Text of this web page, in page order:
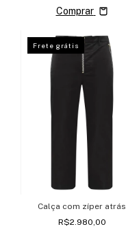
Comprar
Frete grátis
Calça com zíper atrás
R$2.980,00